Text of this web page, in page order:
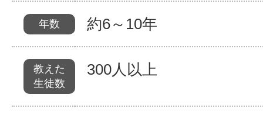
年数 約6～10年
教えた
生徒数
300人以上